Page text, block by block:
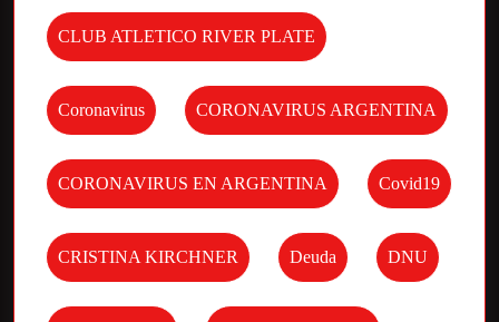
CLUB ATLETICO RIVER PLATE
Coronavirus CORONAVIRUS ARGENTINA
CORONAVIRUS EN ARGENTINA Covid19
CRISTINA KIRCHNER Deuda DNU